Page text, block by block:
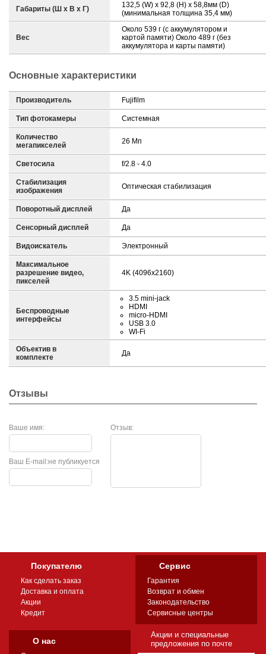
Габариты (Ш х В х Г)
132,5 (W) x 92,8 (H) x 58,8мм (D)
(минимальная толщина 35,4 мм)
Вес
Около 539 г (с аккумулятором и
картой памяти) Около 489 г (без
аккумулятора и карты памяти)
Основные характеристики
Производитель Fujifilm
Тип фотокамеры Системная
Количество
мегапикселей
26 Мп
Светосила f/2.8 - 4.0
Стабилизация
изображения
Оптическая стабилизация
Поворотный дисплей Да
Сенсорный дисплей Да
Видоискатель Электронный
Максимальное
разрешение видео,
пикселей
4K (4096x2160)
Беспроводные
интерфейсы
3.5 mini-jack
HDMI
micro-HDMI
USB 3.0
WI-Fi
Объектив в
комплекте
Да
Отзывы
Ваше имя: Отзыв:
не публикуется
Ваш E-mail:
Покупателю
Как сделать заказ
Доставка и оплата
Акции
Кредит
Сервис
Гарантия
Возврат и обмен
Законодательство
Сервисные центры
О нас
Акции и специальные
предложения по почте